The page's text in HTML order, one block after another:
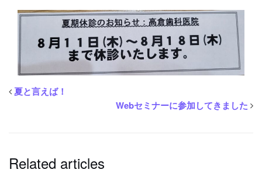
夏と言えば！
Webセミナーに参加してきました
Related articles